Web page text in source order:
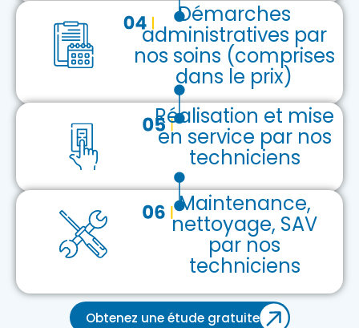
Démarches
administratives par
nos soins (comprises
dans le prix)
Réalisation et mise
en service par nos
techniciens
Maintenance,
nettoyage, SAV
par nos
techniciens
Obtenez une étude gratuite